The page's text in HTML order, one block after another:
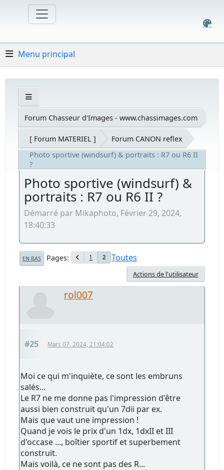
Menu principal
Forum Chasseur d'Images - www.chassimages.com
[ Forum MATERIEL ]
Forum CANON reflex
Photo sportive (windsurf) & portraits : R7 ou R6 II
?
Photo sportive (windsurf) &
portraits : R7 ou R6 II ?
Démarré par Mikaphoto, Février 29, 2024,
18:40:33
EN BAS Pages 1 2 Toutes
Actions de l'utilisateur
rol007
#25 Mars 07, 2024, 21:04:02
Moi ce qui m'inquiète, ce sont les embruns
salés...
Le R7 ne me donne pas l'impression d'être
aussi bien construit qu'un 7dii par ex.
Mais que vaut une impression !
Quand je vois le prix d'un 1dx, 1dxII et III
d'occase ..., boîtier sportif et superbement
construit.
Mais voilà, ce ne sont pas des R...